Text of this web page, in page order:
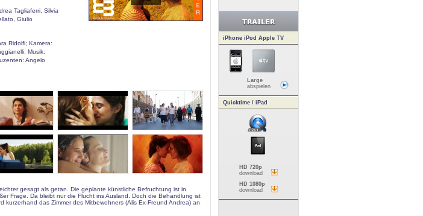
Tagliaferri, Silvia
Giulio
Ridolfi; Kamera:
Musik:
Angelo
gesagt als getan. Die geplante künstliche Befruchtung ist in
Frage. Da bleibt nur die Flucht ins Ausland. Doch die Behandlung ist
das Zimmer des Mitbewohners (Alis Ex-Freund Andrea) an
iPhone iPod Apple TV
Large
abspielen
Quicktime / iPad
HD 720p
download
HD 1080p
download